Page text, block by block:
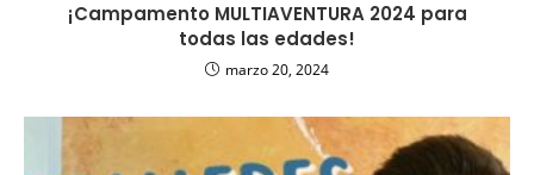
¡Campamento MULTIAVENTURA 2024 para
todas las edades!
marzo 20, 2024